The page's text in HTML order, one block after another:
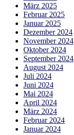
März 2025
Februar 2025
Januar 2025
Dezember 2024
November 2024
Oktober 2024
September 2024
August 2024
Juli 2024
Juni 2024
Mai 2024
April 2024
März 2024
Februar 2024
Januar 2024